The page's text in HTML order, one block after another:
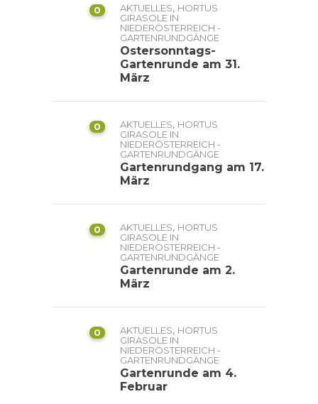
0 AKTUELLES, HORTUS
GIRASOLE IN
NIEDERÖSTERREICH -
GARTENRUNDGÄNGE
Ostersonntags-
Gartenrunde am 31.
März
0 AKTUELLES, HORTUS
GIRASOLE IN
NIEDERÖSTERREICH -
GARTENRUNDGÄNGE
Gartenrundgang am 17.
März
0 AKTUELLES, HORTUS
GIRASOLE IN
NIEDERÖSTERREICH -
GARTENRUNDGÄNGE
Gartenrunde am 2.
März
0 AKTUELLES, HORTUS
GIRASOLE IN
NIEDERÖSTERREICH -
GARTENRUNDGÄNGE
Gartenrunde am 4.
Februar